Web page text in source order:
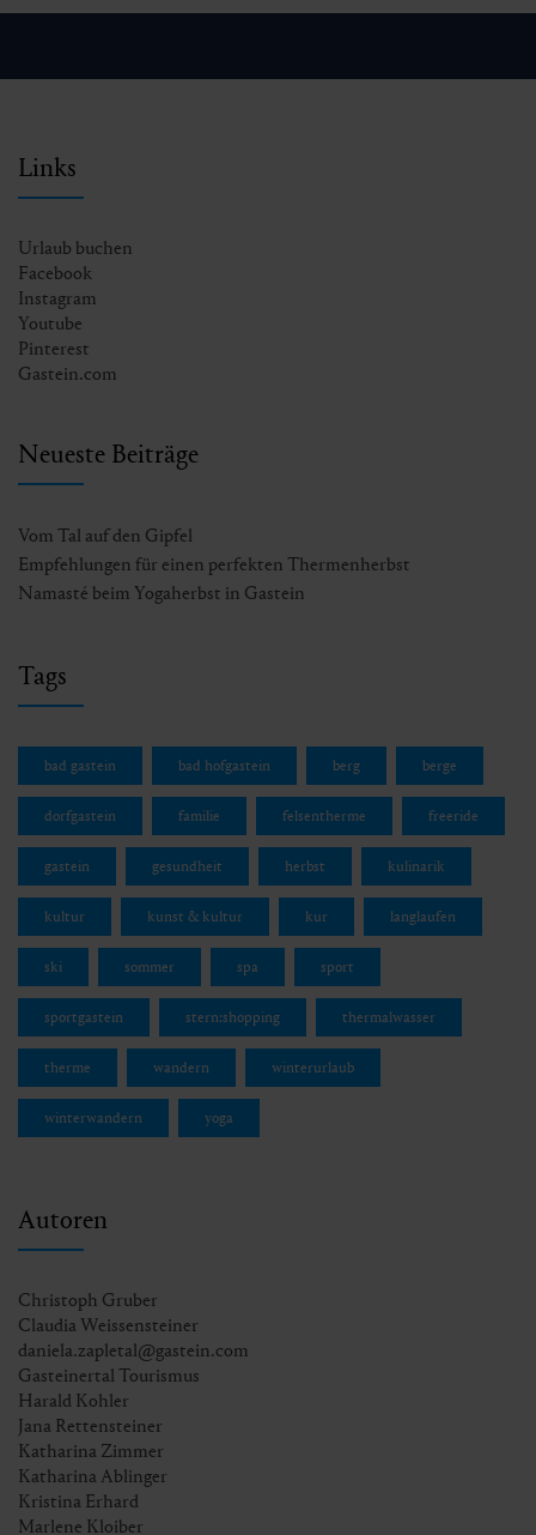
Links
Urlaub buchen
Facebook
Instagram
Youtube
Pinterest
Gastein.com
Neueste Beiträge
Vom Tal auf den Gipfel
Empfehlungen für einen perfekten Thermenherbst
Namasté beim Yogaherbst in Gastein
Tags
bad gastein bad hofgastein berg berge
dorfgastein familie felsentherme freeride
gastein gesundheit herbst kulinarik
kultur kunst & kultur kur langlaufen
ski sommer spa sport
sportgastein stern:shopping thermalwasser
therme wandern winterurlaub
winterwandern yoga
Autoren
Christoph Gruber
Claudia Weissensteiner
daniela.zapletal@gastein.com
Gasteinertal Tourismus
Harald Kohler
Jana Rettensteiner
Katharina Zimmer
Katharina Ablinger
Kristina Erhard
Marlene Kloiber